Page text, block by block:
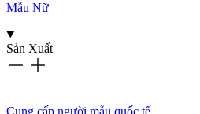
Mẫu Nữ
Sản Xuất
Cung cấp người mẫu quốc tế